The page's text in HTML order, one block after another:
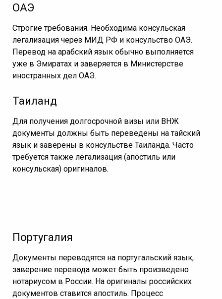
ОАЭ
Строгие требования. Необходима консульская
легализация через МИД РФ и консульство ОАЭ.
Перевод на арабский язык обычно выполняется
уже в Эмиратах и заверяется в Министерстве
иностранных дел ОАЭ.
Таиланд
Для получения долгосрочной визы или ВНЖ
документы должны быть переведены на тайский
язык и заверены в консульстве Таиланда. Часто
требуется также легализация (апостиль или
консульская) оригиналов.
Португалия
Документы переводятся на португальский язык,
заверение перевода может быть произведено
нотариусом в России. На оригиналы российских
документов ставится апостиль. Процесс